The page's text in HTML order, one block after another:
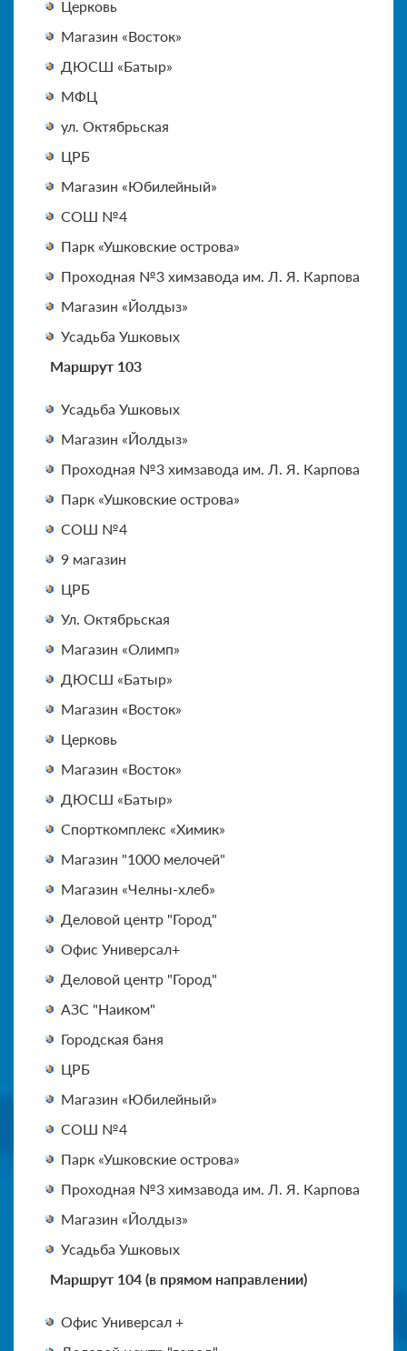
Церковь
Магазин «Восток»
ДЮСШ «Батыр»
МФЦ
ул. Октябрьская
ЦРБ
Магазин «Юбилейный»
СОШ №4
Парк «Ушковские острова»
Проходная №3 химзавода им. Л. Я. Карпова
Магазин «Йолдыз»
Усадьба Ушковых
Маршрут 103
Усадьба Ушковых
Магазин «Йолдыз»
Проходная №3 химзавода им. Л. Я. Карпова
Парк «Ушковские острова»
СОШ №4
9 магазин
ЦРБ
Ул. Октябрьская
Магазин «Олимп»
ДЮСШ «Батыр»
Магазин «Восток»
Церковь
Магазин «Восток»
ДЮСШ «Батыр»
Спорткомплекс «Химик»
Магазин "1000 мелочей"
Магазин «Челны-хлеб»
Деловой центр "Город"
Офис Универсал+
Деловой центр "Город"
АЗС "Наиком"
Городская баня
ЦРБ
Магазин «Юбилейный»
СОШ №4
Парк «Ушковские острова»
Проходная №3 химзавода им. Л. Я. Карпова
Магазин «Йолдыз»
Усадьба Ушковых
Маршрут 104 (в прямом направлении)
Офис Универсал +